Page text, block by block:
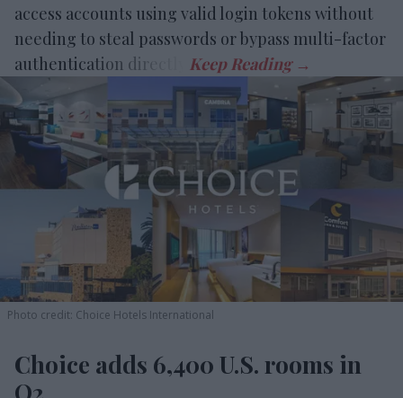
access accounts using valid login tokens without
needing to steal passwords or bypass multi-factor
authentication directly.
Photo credit: Choice Hotels International
Choice adds 6,400 U.S. rooms in